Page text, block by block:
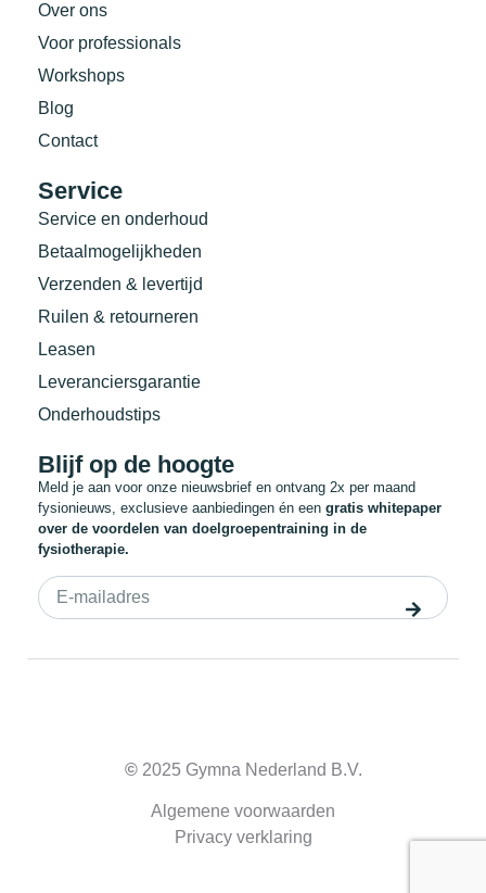
Over ons
Voor professionals
Workshops
Blog
Contact
Service
Service en onderhoud
Betaalmogelijkheden
Verzenden & levertijd
Ruilen & retourneren
Leasen
Leveranciersgarantie
Onderhoudstips
Blijf op de hoogte
Meld je aan voor onze nieuwsbrief en ontvang 2x per maand
fysionieuws, exclusieve aanbiedingen én een gratis whitepaper
over de voordelen van doelgroepentraining in de
fysiotherapie.
© 2025 Gymna Nederland B.V.
Algemene voorwaarden
Privacy verklaring